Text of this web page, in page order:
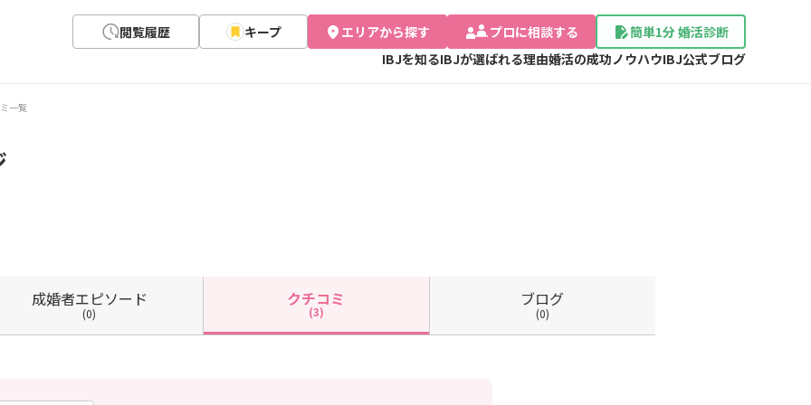
閲覧履歴 キープ エリアから探す プロに相談する
簡単1分 婚活診断
IBJを知るIBJが選ばれる理由婚活の成功ノウハウIBJ公式ブログ
一覧
成婚者エピソード
(0)
クチコミ
(3)
ブログ
(0)